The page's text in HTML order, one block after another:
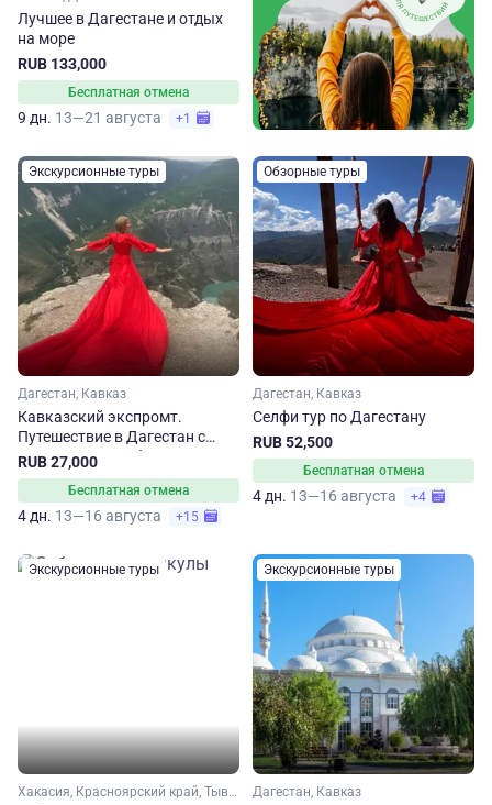
Лучшее в Дагестане и отдых
на море
RUB 133,000
Бесплатная отмена
9 дн. 13—21 августа +1
Экскурсионные туры
Дагестан, Кавказ
Кавказский экспромт.
Путешествие в Дагестан с
апреля по сентябрь
RUB 27,000
Бесплатная отмена
4 дн. 13—16 августа +15
Обзорные туры
Дагестан, Кавказ
Селфи тур по Дагестану
RUB 52,500
Бесплатная отмена
4 дн. 13—16 августа +4
Экскурсионные туры
Хакасия, Красноярский край, Тыва (Тува), Сибирь
Экскурсионные туры
Дагестан, Кавказ